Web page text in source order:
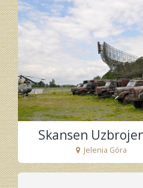
fot.
Skansen
Jelenia Góra